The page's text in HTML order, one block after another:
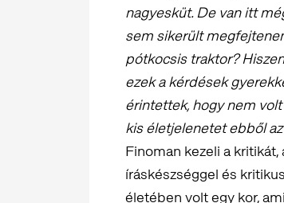
nagyesküt. De van itt
sem sikerült
pótkocsis traktor?
ezek a kérdések
érintettek, hogy nem
kis életjelenetet ebből
Finoman kezeli a
íráskészséggel és
életében volt egy kor,